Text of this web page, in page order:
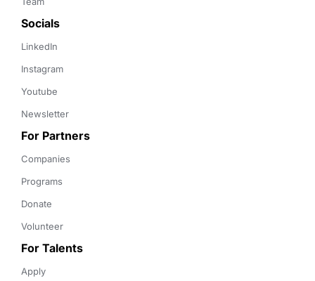
Socials
LinkedIn
Instagram
Youtube
Newsletter
For Partners
Companies
Programs
Donate
Volunteer
For Talents
Apply